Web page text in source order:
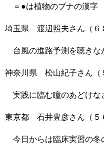
＝●は植物のブナの漢字
埼玉県 渡辺照夫さん（６
台風の進路予測を聴きな
神奈川県 松山紀子さん（
実践に臨む瞳のあどけな
東京都 石井豊彦さん（５
今日からは臨床実習の冬